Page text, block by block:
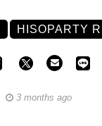
HISOPARTY
3 months ago